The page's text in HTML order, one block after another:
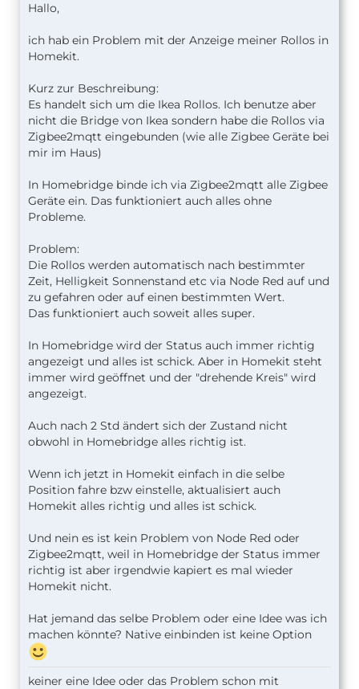
Werte der C.
racteristicDefinitions.ts
Mit dem Debug kannst du oder wirst du
herausfinden, dass die Current, Taget und Position
State in der richtigen Reihenfolge kommen
kommt. Also Current -> Target
(zum Beispiel 100 ->0) und Postition State
dazwischen aktualisiert den Wer wo der Rolladen
Der Postionstate kann auch der Target State sein.
also so was wie halb offen .. etc.
Vermutlich stimmt da was in der zigbee
Umsetzung der Rollos zu Homekit nicht.
Mehr weiss ich leider auch nicht, da ich die Rollos
nicht habe. Nur in die Richtung würde ich mal
analysieren.
Hallo,
ich hab ein Problem mit der Anzeige meiner Rollos in
Homekit.
Kurz zur Beschreibung:
Es handelt sich um die Ikea Rollos. Ich benutze aber
nicht die Bridge von Ikea sondern habe die Rollos via
Zigbee2mqtt eingebunden (wie alle Zigbee Geräte bei
mir im Haus)
In Homebridge binde ich via Zigbee2mqtt alle Zigbee
Geräte ein. Das funktioniert auch alles ohne
Probleme.
Problem:
Die Rollos werden automatisch nach bestimmter
Zeit, Helligkeit Sonnenstand etc via Node Red auf und
zu gefahren oder auf einen bestimmten Wert.
Das funktioniert auch soweit alles super.
In Homebridge wird der Status auch immer richtig
angezeigt und alles ist schick. Aber in Homekit steht
immer wird geöffnet und der "drehende Kreis" wird
angezeigt.
Auch nach 2 Std ändert sich der Zustand nicht
obwohl in Homebridge alles richtig ist.
Wenn ich jetzt in Homekit einfach in die selbe
Position fahre bzw einstelle, aktualisiert auch
Homekit alles richtig und alles ist schick.
Und nein es ist kein Problem von Node Red oder
Zigbee2mqtt, weil in Homebridge der Status immer
richtig ist aber irgendwie kapiert es mal wieder
Homekit nicht.
Hat jemand das selbe Problem oder eine Idee was ich
machen könnte? Native einbinden ist keine Option
keiner eine Idee oder das Problem schon mit